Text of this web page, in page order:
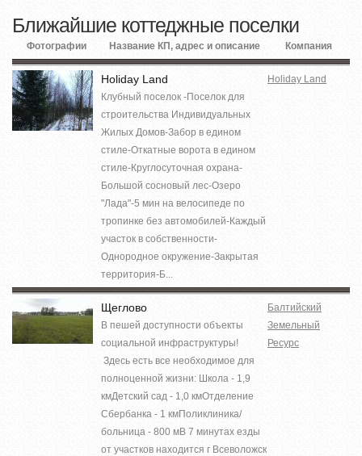
Ближайшие коттеджные поселки
Фотографии Название КП, адрес и описание Компания
Holiday Land
Клубный поселок -Поселок для
строительства Индивидуальных
Жилых Домов-Забор в едином
стиле-Откатные ворота в едином
стиле-Круглосуточная охрана-
Большой сосновый лес-Озеро
"Лада"-5 мин на велосипеде по
тропинке без автомобилей-Каждый
участок в собственности-
Однородное окружение-Закрытая
территория-Б...
Holiday Land
Щеглово
В пешей доступности объекты
социальной инфраструктуры!
Здесь есть все необходимое для
полноценной жизни: Школа - 1,9
кмДетский сад - 1,0 кмОтделение
Сбербанка - 1 кмПоликлиника/
больница - 800 мВ 7 минутах езды
от участков находится г Всеволожск
Балтийский
Земельный
Ресурс